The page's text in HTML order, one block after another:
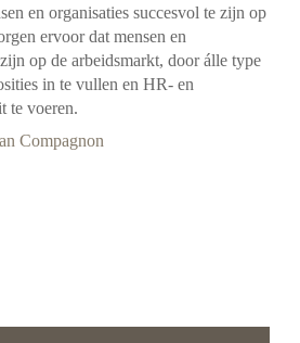
en organisaties succesvol te zijn op
ervoor dat mensen en
op de arbeidsmarkt, door álle type
in te vullen en HR- en
te voeren.
Compagnon